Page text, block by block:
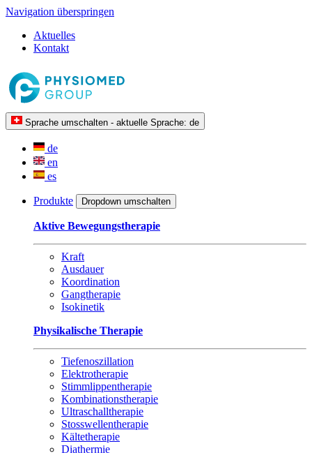
Navigation überspringen
Aktuelles
Kontakt
Sprache umschalten - aktuelle Sprache: de
de
en
es
Produkte Dropdown umschalten
Aktive Bewegungstherapie
Kraft
Ausdauer
Koordination
Gangtherapie
Isokinetik
Physikalische Therapie
Tiefenoszillation
Elektrotherapie
Stimmlippentherapie
Kombinationstherapie
Ultraschalltherapie
Stosswellentherapie
Kältetherapie
Diathermie